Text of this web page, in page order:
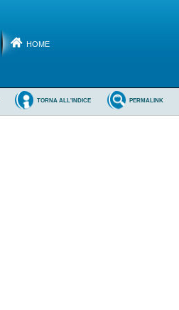
HOME
PERMALINK
TORNA ALL'INDICE